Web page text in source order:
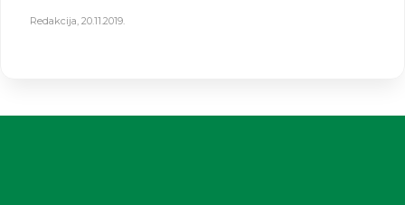
Redakcija, 20.11.2019.